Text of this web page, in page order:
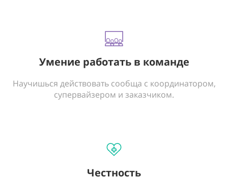
Умение работать в команде
Научишься действовать сообща с координатором,
супервайзером и заказчиком.
Честность